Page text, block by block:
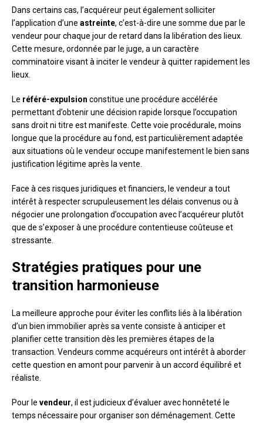
Dans certains cas, l’acquéreur peut également solliciter
l’application d’une astreinte, c’est-à-dire une somme due par le
vendeur pour chaque jour de retard dans la libération des lieux.
Cette mesure, ordonnée par le juge, a un caractère
comminatoire visant à inciter le vendeur à quitter rapidement les
lieux.
Le référé-expulsion constitue une procédure accélérée
permettant d’obtenir une décision rapide lorsque l’occupation
sans droit ni titre est manifeste. Cette voie procédurale, moins
longue que la procédure au fond, est particulièrement adaptée
aux situations où le vendeur occupe manifestement le bien sans
justification légitime après la vente.
Face à ces risques juridiques et financiers, le vendeur a tout
intérêt à respecter scrupuleusement les délais convenus ou à
négocier une prolongation d’occupation avec l’acquéreur plutôt
que de s’exposer à une procédure contentieuse coûteuse et
stressante.
Stratégies pratiques pour une
transition harmonieuse
La meilleure approche pour éviter les conflits liés à la libération
d’un bien immobilier après sa vente consiste à anticiper et
planifier cette transition dès les premières étapes de la
transaction. Vendeurs comme acquéreurs ont intérêt à aborder
cette question en amont pour parvenir à un accord équilibré et
réaliste.
Pour le vendeur, il est judicieux d’évaluer avec honnêteté le
temps nécessaire pour organiser son déménagement. Cette